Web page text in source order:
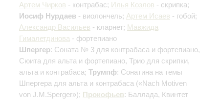
Артем Чирков - контрабас; Илья Козлов - скрипка;
Иосиф Нурдаев - виолончель; Артем Исаев - гобой;
Александр Васильев - кларнет; Мавжида
Гималетдинова - фортепиано
Шпергер: Соната № 3 для контрабаса и фортепиано,
Сюита для альта и фортепиано, Трио для скрипки,
альта и контрабаса; Трумпф: Сонатина на темы
Шпергера для альта и контрабаса («Nach Motiven
von J.M.Sperger»); Прокофьев: Баллада, Квинтет